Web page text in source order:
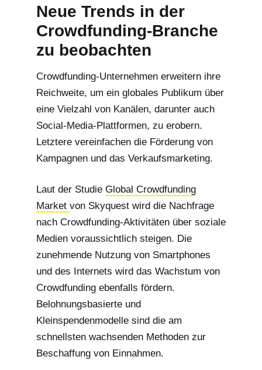
Neue Trends in der
Crowdfunding-Branche
zu beobachten
Crowdfunding-Unternehmen erweitern ihre
Reichweite, um ein globales Publikum über
eine Vielzahl von Kanälen, darunter auch
Social-Media-Plattformen, zu erobern.
Letztere vereinfachen die Förderung von
Kampagnen und das Verkaufsmarketing.
Laut der Studie Global Crowdfunding
Market von Skyquest wird die Nachfrage
nach Crowdfunding-Aktivitäten über soziale
Medien voraussichtlich steigen. Die
zunehmende Nutzung von Smartphones
und des Internets wird das Wachstum von
Crowdfunding ebenfalls fördern.
Belohnungsbasierte und
Kleinspendenmodelle sind die am
schnellsten wachsenden Methoden zur
Beschaffung von Einnahmen.